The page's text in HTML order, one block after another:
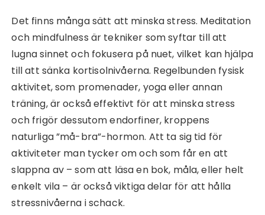
Det finns många sätt att minska stress. Meditation
och mindfulness är tekniker som syftar till att
lugna sinnet och fokusera på nuet, vilket kan hjälpa
till att sänka kortisolnivåerna. Regelbunden fysisk
aktivitet, som promenader, yoga eller annan
träning, är också effektivt för att minska stress
och frigör dessutom endorfiner, kroppens
naturliga ”må-bra”-hormon. Att ta sig tid för
aktiviteter man tycker om och som får en att
slappna av – som att läsa en bok, måla, eller helt
enkelt vila – är också viktiga delar för att hålla
stressnivåerna i schack.